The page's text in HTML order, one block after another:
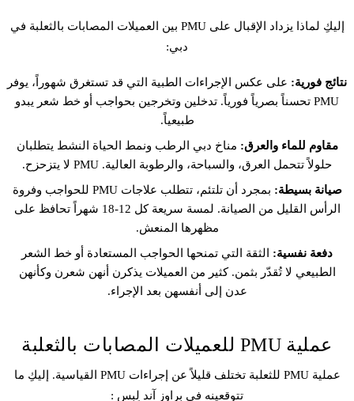
إليكِ لماذا يزداد الإقبال على PMU بين العميلات المصابات بالثعلبة في
دبي:
نتائج فورية: على عكس الإجراءات الطبية التي قد تستغرق شهوراً، يوفر
PMU تحسناً بصرياً فورياً. تدخلين وتخرجين بحواجب أو خط شعر يبدو
طبيعياً.
مقاوم للماء والعرق: مناخ دبي الرطب ونمط الحياة النشط يتطلبان
حلولاً تتحمل العرق، والسباحة، والرطوبة العالية. PMU لا يتزحزح.
صيانة بسيطة:
بمجرد أن تلتئم، تتطلب علاجات PMU للحواجب وفروة
الرأس القليل من الصيانة. لمسة سريعة كل 12-18 شهراً تحافظ على
مظهرها المنعش.
دفعة نفسية: الثقة التي تمنحها الحواجب المستعادة أو خط الشعر
الطبيعي لا تُقدّر بثمن. كثير من العميلات يذكرن أنهن شعرن وكأنهن
عدن إلى أنفسهن بعد الإجراء.
عملية PMU للعميلات المصابات بالثعلبة
عملية PMU للثعلبة تختلف قليلاً عن إجراءات PMU القياسية. إليكِ ما
تتوقعينه في براوز آند لِبس :